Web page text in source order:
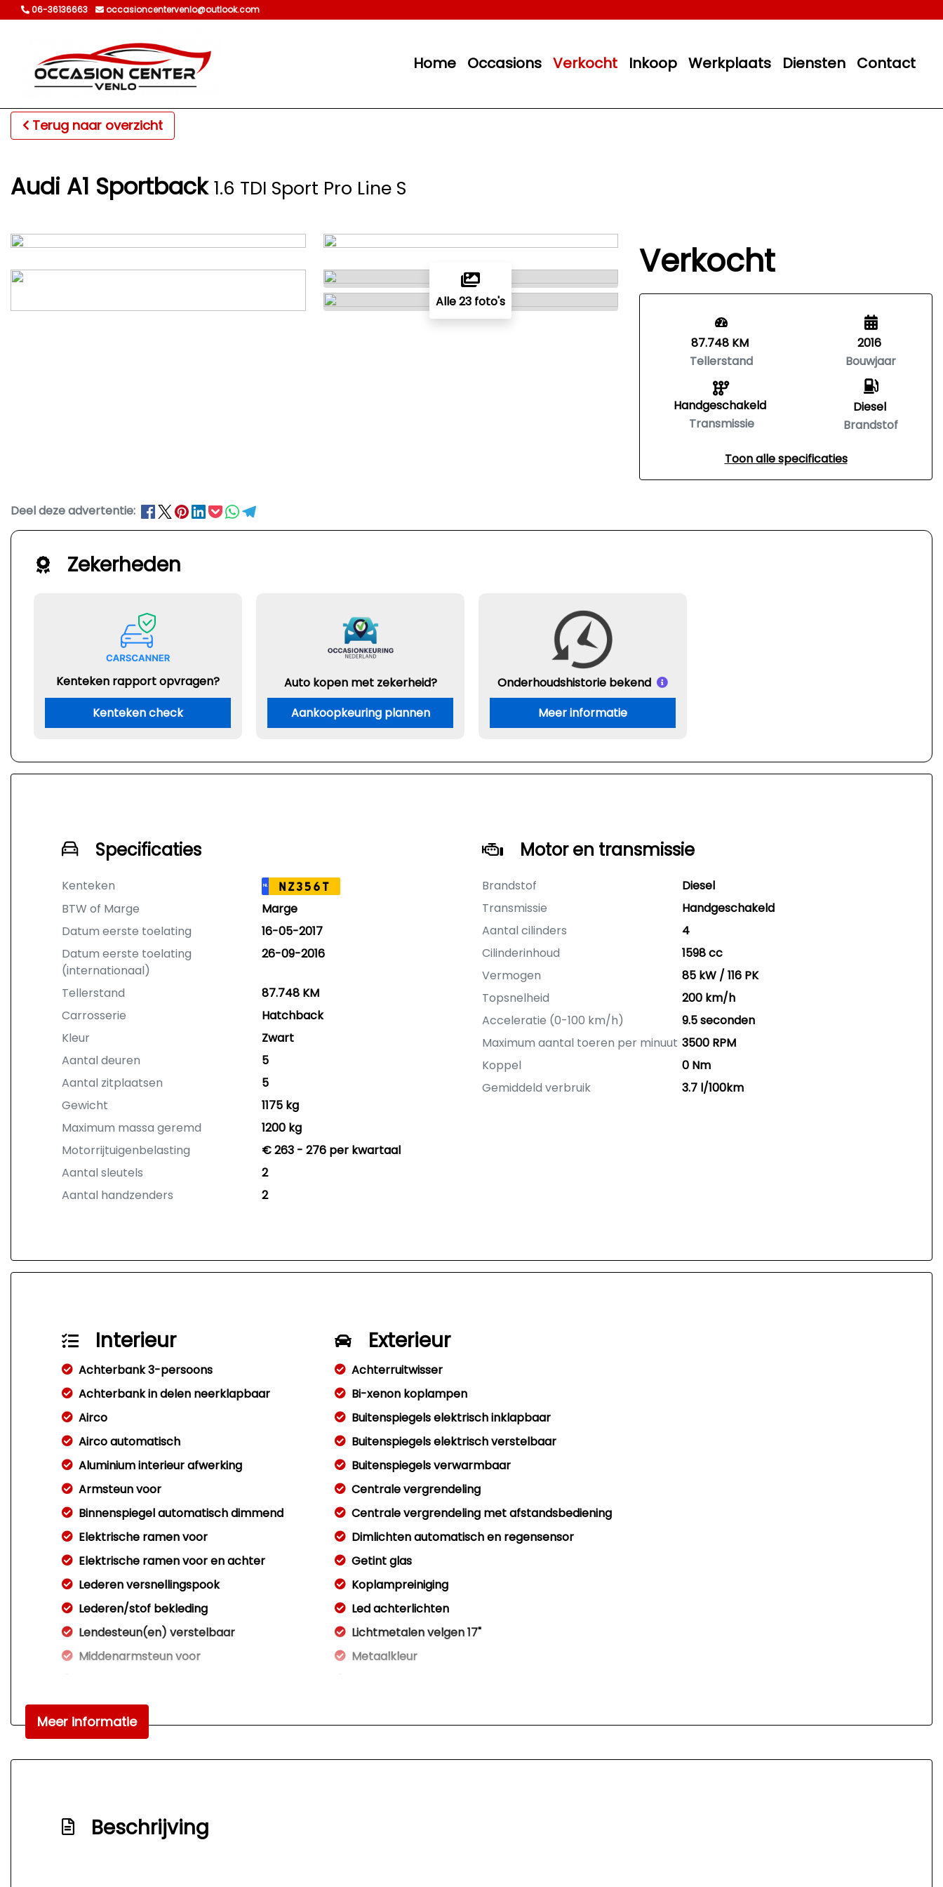
06-36136663 occasioncentervenlo@outlook.com
Home Occasions Verkocht Inkoop Werkplaats Diensten Contact
Terug naar overzicht
Audi A1 Sportback 1.6 TDI Sport Pro Line S
Alle 23 foto's
Verkocht
87.748 KM
Tellerstand
Handgeschakeld
Transmissie
2016
Bouwjaar
Diesel
Brandstof
Toon alle specificaties
Deel deze advertentie:
Zekerheden
Kenteken rapport opvragen?
Kenteken check
Auto kopen met zekerheid?
Aankoopkeuring plannen
Onderhoudshistorie bekend
Meer informatie
Specificaties
Kenteken NL NZ356T
BTW of Marge
Marge
Datum eerste toelating
16-05-2017
Datum eerste toelating
(internationaal)
26-09-2016
Tellerstand
87.748 KM
Carrosserie
Hatchback
Kleur
Zwart
Aantal deuren
5
Aantal zitplaatsen
5
Gewicht
1175 kg
Maximum massa geremd
1200 kg
Motorrijtuigenbelasting
€ 263 - 276 per kwartaal
Aantal sleutels
2
Aantal handzenders
2
Motor en transmissie
Brandstof
Diesel
Transmissie
Handgeschakeld
Aantal cilinders
4
Cilinderinhoud
1598 cc
Vermogen
85 kW / 116 PK
Topsnelheid
200 km/h
Acceleratie (0-100 km/h)
9.5 seconden
Maximum aantal toeren per minuut 3500 RPM
Koppel
0 Nm
Gemiddeld verbruik
3.7 l/100km
Interieur
Achterbank 3-persoons
Achterbank in delen neerklapbaar
Airco
Airco automatisch
Aluminium interieur afwerking
Armsteun voor
Binnenspiegel automatisch dimmend
Elektrische ramen voor
Elektrische ramen voor en achter
Lederen versnellingspook
Lederen/stof bekleding
Lendesteun(en) verstelbaar
Middenarmsteun voor
Sportstuur
Stuur leder
Exterieur
Achterruitwisser
Bi-xenon koplampen
Buitenspiegels elektrisch inklapbaar
Buitenspiegels elektrisch verstelbaar
Buitenspiegels verwarmbaar
Centrale vergrendeling
Centrale vergrendeling met afstandsbediening
Dimlichten automatisch en regensensor
Getint glas
Koplampreiniging
Led achterlichten
Lichtmetalen velgen 17"
Metaalkleur
Parkeersensor achter
Meer informatie
Beschrijving